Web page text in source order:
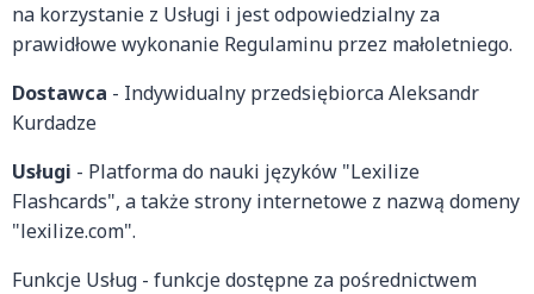
na korzystanie z Usługi i jest odpowiedzialny za
prawidłowe wykonanie Regulaminu przez małoletniego.
Dostawca - Indywidualny przedsiębiorca Aleksandr
Kurdadze
Usługi - Platforma do nauki języków "Lexilize
Flashcards", a także strony internetowe z nazwą domeny
"lexilize.com".
Funkcje Usług - funkcje dostępne za pośrednictwem